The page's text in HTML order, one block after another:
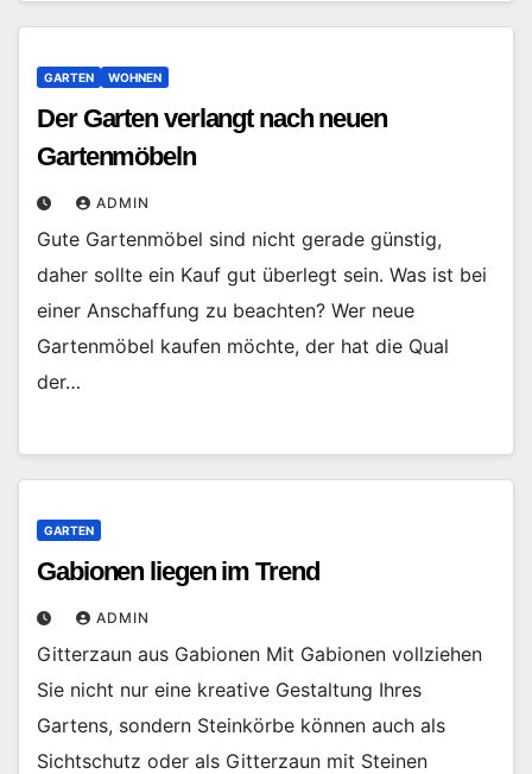
GARTEN WOHNEN
Der Garten verlangt nach neuen
Gartenmöbeln
ADMIN
Gute Gartenmöbel sind nicht gerade günstig,
daher sollte ein Kauf gut überlegt sein. Was ist bei
einer Anschaffung zu beachten? Wer neue
Gartenmöbel kaufen möchte, der hat die Qual
der…
GARTEN
Gabionen liegen im Trend
ADMIN
Gitterzaun aus Gabionen Mit Gabionen vollziehen
Sie nicht nur eine kreative Gestaltung Ihres
Gartens, sondern Steinkörbe können auch als
Sichtschutz oder als Gitterzaun mit Steinen